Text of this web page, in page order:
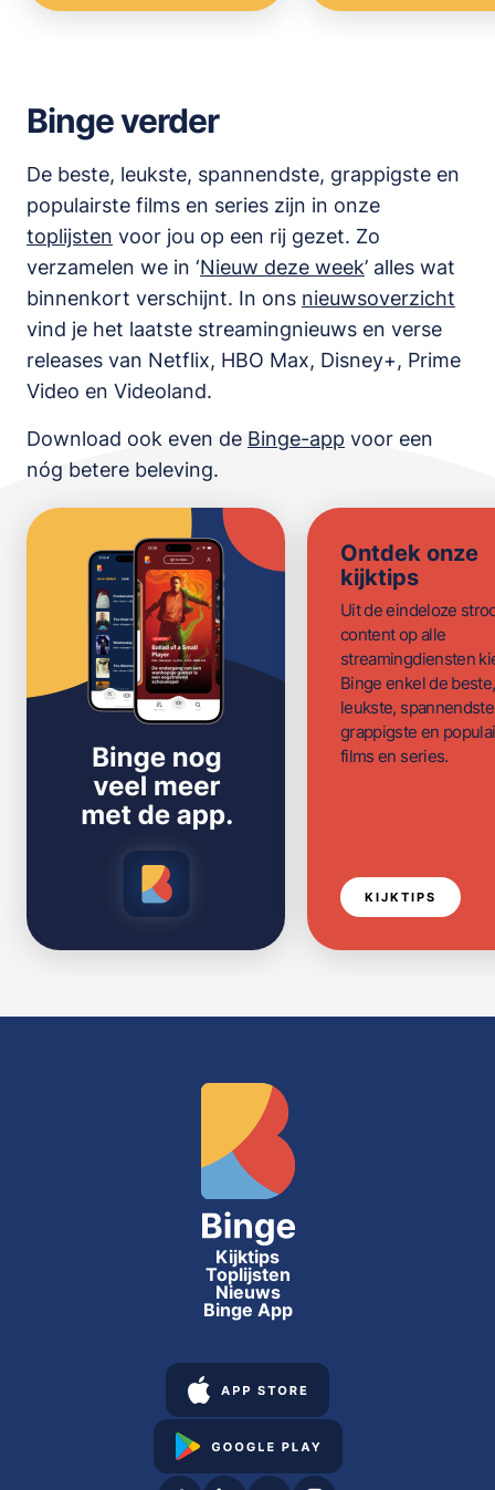
Binge verder
De beste, leukste, spannendste, grappigste en
populairste films en series zijn in onze
toplijsten voor jou op een rij gezet. Zo
verzamelen we in ‘Nieuw deze week’ alles wat
binnenkort verschijnt. In ons nieuwsoverzicht
vind je het laatste streamingnieuws en verse
releases van Netflix, HBO Max, Disney+, Prime
Video en Videoland.
Download ook even de Binge-app voor een
nóg betere beleving.
Ontdek onze
kijktips
Uit de eindeloze
content op alle
streamingdiensten
Binge enkel de beste,
leukste,
grappigste en
films en series.
KIJKTIPS
Kijktips
Toplijsten
Nieuws
Binge App